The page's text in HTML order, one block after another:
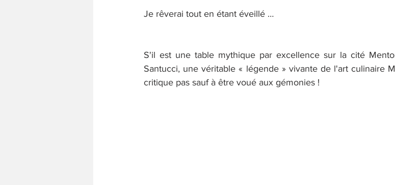
Je rêverai tout en étant éveillé …
S'il est une table mythique par excellence sur la cité
Santucci, une véritable « légende » vivante de l'art culinaire
critique pas sauf à être voué aux gémonies !